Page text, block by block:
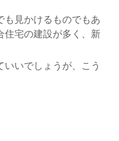
も見かけるものでもあ
住宅の建設が多く、新
いでしょうが、こう